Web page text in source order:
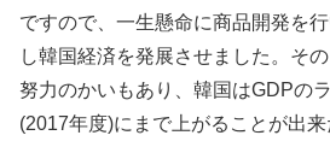
ですので、一生懸命に商品開発を
し韓国経済を発展させました。そ
努力のかいもあり、韓国はGDPの
(2017年度)にまで上がることが出来